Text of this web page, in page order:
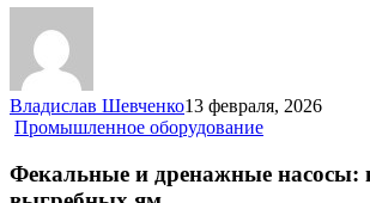
Владислав Шевченко13 февраля, 2026
Промышленное оборудованиеФекальные
дренажные
Фекальные и дренажные насосы: